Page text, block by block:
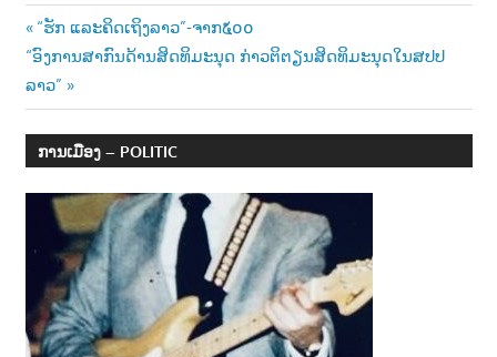
Post
navigation
Previous
Post:
“ຮັກ ແລະຄິດເຖິງລາວ”-ຈາກ໕໐໐
Next
Post:
“ອົງການສາກົນດ້ານສິດທິມະນຸດ ກ່າວຕິຕຽນສິດທິມະນຸດໃນສປປ
ລາວ”
ການເມືອງ – POLITIC